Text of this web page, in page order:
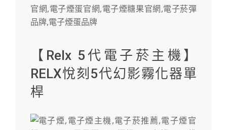
【Relx 5代電子菸主機】
RELX悅刻5代幻影霧化器單
桿